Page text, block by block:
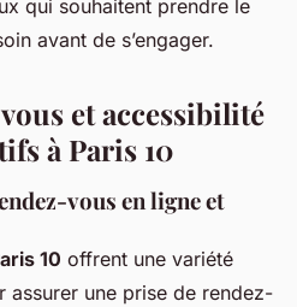
qui souhaitent prendre le
avant de s’engager.
et accessibilité
à Paris 10
vous en ligne et
10 offrent une variété
une prise de rendez-